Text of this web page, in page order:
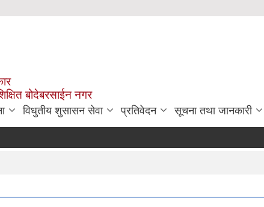
बोदेबरसाईन नगर
विधुतीय शुसासन सेवा प्रतिवेदन सूचना तथा जानकारी